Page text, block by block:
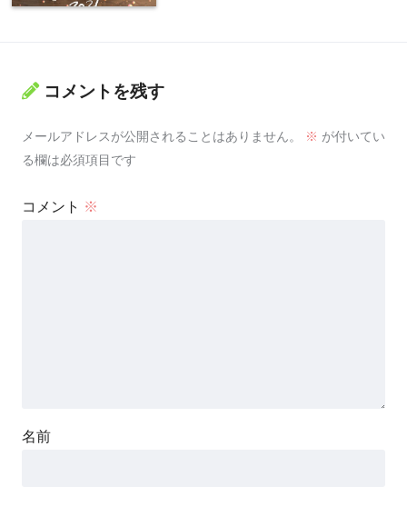
コメントを残す
メールアドレスが公開されることはありません。 ※ が付いてい
る欄は必須項目です
コメント ※
名前